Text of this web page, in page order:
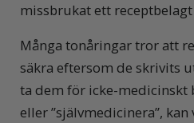
missbrukat ett
Många tonåringar tror att
säkra eftersom de skrivits
ta dem för icke-medicinskt
eller ”självmedicinera”,